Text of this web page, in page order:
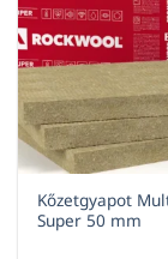
Kőzetgyapot
Super 50 mm